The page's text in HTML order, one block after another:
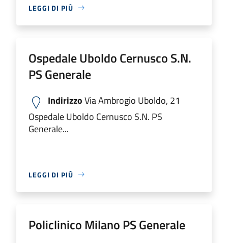
LEGGI DI PIÙ
Ospedale Uboldo Cernusco S.N.
PS Generale
IndirizzoVia Ambrogio Uboldo, 21
Ospedale Uboldo Cernusco S.N. PS
Generale...
LEGGI DI PIÙ
Policlinico Milano PS Generale